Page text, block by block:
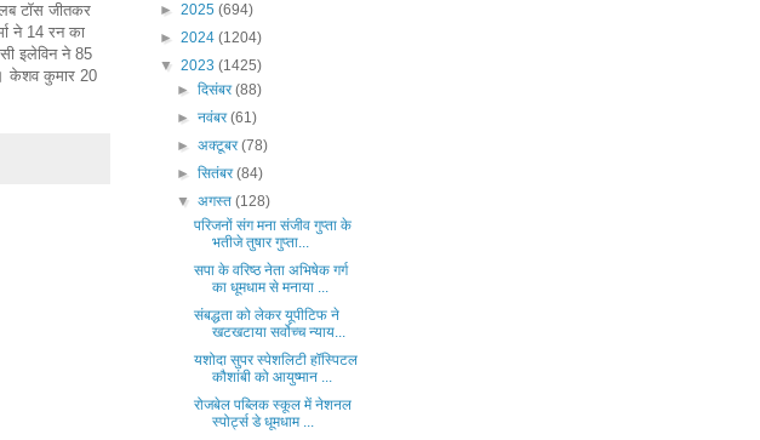
टॉस जीतकर
ने 14 रन का
इलेविन ने 85
केशव कुमार 20
► 2025 (694)
► 2024 (1204)
▼ 2023 (1425)
► दिसंबर(88)
► नवंबर(61)
► अक्टूबर(78)
► सितंबर(84)
▼ अगस्त (128)
परिजनों संग मना संजीव गुप्ता के
भतीजे तुषार गुप्ता...
सपा के वरिष्ठ नेता अभिषेक गर्ग
का धूमधाम से मनाया ...
संबद्धता को लेकर यूपीटिफ ने
खटखटाया सर्वोच्च न्याय...
यशोदा सुपर स्पेशलिटी हॉस्पिटल
कौशांबी को आयुष्मान ...
रोजबेल पब्लिक स्कूल में नेशनल
स्पोर्ट्स डे धूमधाम ...